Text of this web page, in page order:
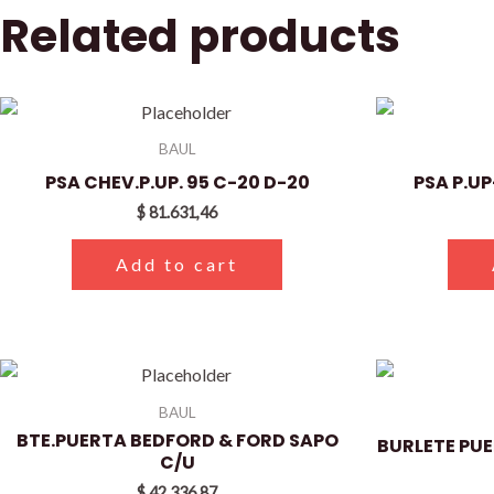
Related products
BAUL
PSA CHEV.P.UP. 95 C-20 D-20
$81.631,46
Add to cart
PSA
BAUL
BTE.PUERTA BEDFORD & FORD SAPO
C/U
BURLETE